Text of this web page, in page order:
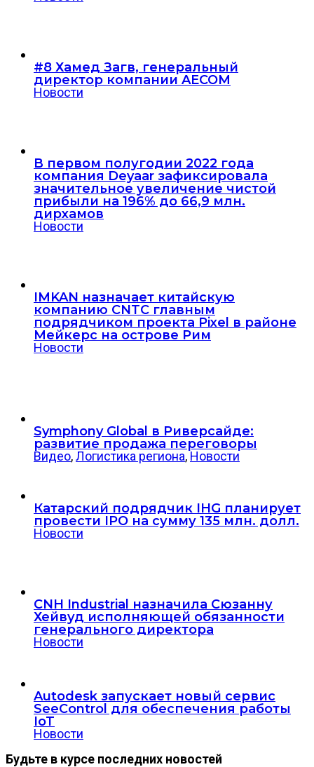
#8 Хамед Загв, генеральный
директор компании AECOM
Новости
В первом полугодии 2022 года
компания Deyaar зафиксировала
значительное увеличение чистой
прибыли на 196% до 66,9 млн.
дирхамов
Новости
IMKAN назначает китайскую
компанию CNTC главным
подрядчиком проекта Pixel в районе
Мейкерс на острове Рим
Новости
Symphony Global в Риверсайде:
развитие продажа переговоры
Видео,Логистика региона, Новости
Катарский подрядчик IHG планирует
провести IPO на сумму 135 млн. долл.
Новости
CNH Industrial назначила Сюзанну
Хейвуд исполняющей обязанности
генерального директора
Новости
Autodesk запускает новый сервис
SeeControl для обеспечения работы
IoT
Новости
Будьте в курсе последних новостей